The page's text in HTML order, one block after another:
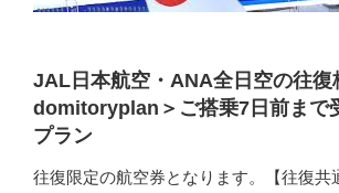
JAL日本航空・ANA全日空の往復
domitoryplan＞ご搭乗7日前まで
プラン
往復限定の航空券となります。【往復共